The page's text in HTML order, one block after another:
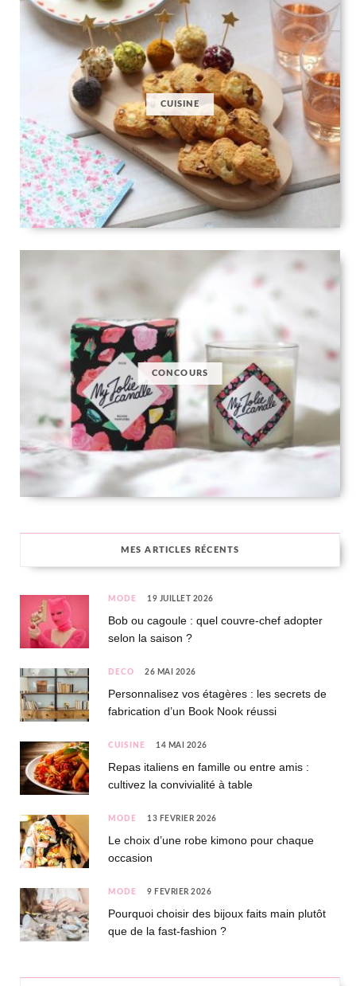
CUISINE
CONCOURS
MES ARTICLES RÉCENTS
MODE 19 JUILLET 2026
Bob ou cagoule : quel couvre-chef adopter
selon la saison ?
DÉCO 26 MAI 2026
Personnalisez vos étagères : les secrets de
fabrication d’un Book Nook réussi
CUISINE 14 MAI 2026
Repas italiens en famille ou entre amis :
cultivez la convivialité à table
MODE 13 FÉVRIER 2026
Le choix d’une robe kimono pour chaque
occasion
MODE 9 FÉVRIER 2026
Pourquoi choisir des bijoux faits main plutôt
que de la fast-fashion ?